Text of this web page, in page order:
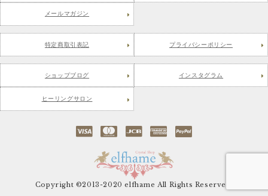
メールマガジン
特定商取引表記 プライバシーポリシー
ショップブログ インスタグラム
ヒーリングサロン
Copyright ©2013-2020 elfhame All Rights Reserved.